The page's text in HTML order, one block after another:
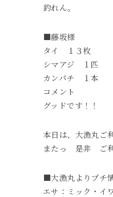
釣れん。
■藤坂様
タイ １３枚
シマアジ １匹
カンパチ １本
コメント
グッドです！！
本日は、大漁丸ご
またっ 是非 ご
■大漁丸よりプチ
エサ：ミック・イ